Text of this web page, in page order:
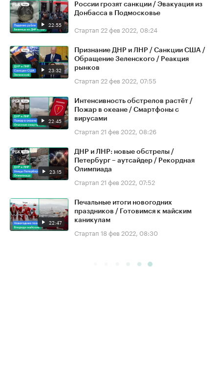
22:55
России грозят санкции / Эвакуация из
Донбасса в Подмосковье
Стартап 22 фев 2022, 08:24
23:32
Признание ДНР и ЛНР / Санкции США /
Обращение Зеленского / Реакция
рынков
Стартап 22 фев 2022, 07:55
22:45
Интенсивность обстрелов растёт /
Пожар в океане / Смартфоны с
вирусами
Стартап 21 фев 2022, 08:26
23:15
ДНР и ЛНР: новые обстрелы /
Петербург – аутсайдер / Рекордная
Олимпиада
Стартап 21 фев 2022, 07:52
22:47
Печальные итоги новогодних
праздников / Готовимся к майским
каникулам
Стартап 18 фев 2022, 08:30